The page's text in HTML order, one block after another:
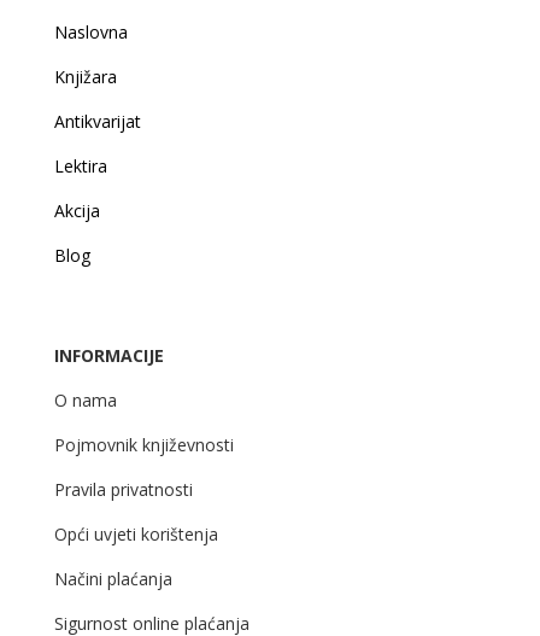
Naslovna
Knjižara
Antikvarijat
Lektira
Akcija
Blog
INFORMACIJE
O nama
Pojmovnik književnosti
Pravila privatnosti
Opći uvjeti korištenja
Načini plaćanja
Sigurnost online plaćanja